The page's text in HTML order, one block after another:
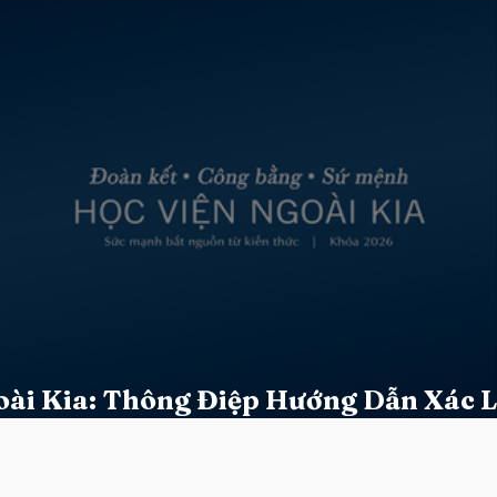
Kia: Thông Điệp Hướng Dẫn Xác